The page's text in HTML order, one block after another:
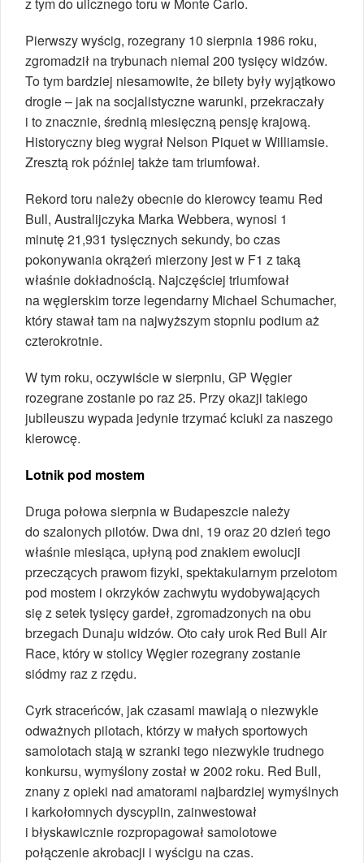
z tym do ulicznego toru w Monte Carlo.
Pierwszy wyścig, rozegrany 10 sierpnia 1986 roku,
zgromadził na trybunach niemal 200 tysięcy widzów.
To tym bardziej niesamowite, że bilety były wyjątkowo
drogie – jak na socjalistyczne warunki, przekraczały
i to znacznie, średnią miesięczną pensję krajową.
Historyczny bieg wygrał Nelson Piquet w Williamsie.
Zresztą rok później także tam triumfował.
Rekord toru należy obecnie do kierowcy teamu Red
Bull, Australijczyka Marka Webbera, wynosi 1
minutę 21,931 tysięcznych sekundy, bo czas
pokonywania okrążeń mierzony jest w F1 z taką
właśnie dokładnością. Najczęściej triumfował
na węgierskim torze legendarny Michael Schumacher,
który stawał tam na najwyższym stopniu podium aż
czterokrotnie.
W tym roku, oczywiście w sierpniu, GP Węgier
rozegrane zostanie po raz 25. Przy okazji takiego
jubileuszu wypada jedynie trzymać kciuki za naszego
kierowcę.
Lotnik pod mostem
Druga połowa sierpnia w Budapeszcie należy
do szalonych pilotów. Dwa dni, 19 oraz 20 dzień tego
właśnie miesiąca, upłyną pod znakiem ewolucji
przeczących prawom fizyki, spektakularnym przelotom
pod mostem i okrzyków zachwytu wydobywających
się z setek tysięcy gardeł, zgromadzonych na obu
brzegach Dunaju widzów. Oto cały urok Red Bull Air
Race, który w stolicy Węgier rozegrany zostanie
siódmy raz z rzędu.
Cyrk straceńców, jak czasami mawiają o niezwykle
odważnych pilotach, którzy w małych sportowych
samolotach stają w szranki tego niezwykle trudnego
konkursu, wymyślony został w 2002 roku. Red Bull,
znany z opieki nad amatorami najbardziej wymyślnych
i karkołomnych dyscyplin, zainwestował
i błyskawicznie rozpropagował samolotowe
połączenie akrobacji i wyścigu na czas.